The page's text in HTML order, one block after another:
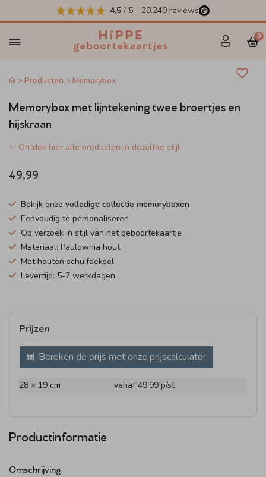
4,5 / 5 - 20.240 reviews
0
Producten Memorybox
Memorybox met lijntekening twee broertjes en
hijskraan
✨ Ontdek hier alle producten in dezelfde stijl
49,99
Bekijk onze volledige collectie memoryboxen
Eenvoudig te personaliseren
Op verzoek in stijl van het geboortekaartje
Materiaal: Paulownia hout
Met houten schuifdeksel
Levertijd: 5-7 werkdagen
Prijzen
Bereken de prijs met onze prijscalculator
28 × 19 cm vanaf 49,99 p/st
Productinformatie
Omschrijving